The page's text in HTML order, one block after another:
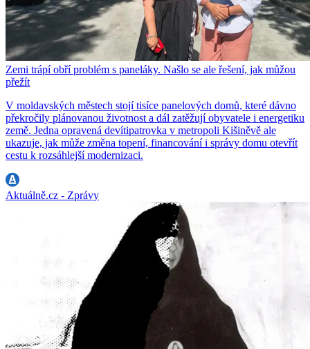
Zemi trápí obří problém s paneláky. Našlo se ale řešení, jak můžou
přežít
V moldavských městech stojí tisíce panelových domů, které dávno
překročily plánovanou životnost a dál zatěžují obyvatele i energetiku
země. Jedna opravená devítipatrovka v metropoli Kišiněvě ale
ukazuje, jak může změna topení, financování i správy domu otevřít
cestu k rozsáhlejší modernizaci.
Aktuálně.cz - Zprávy